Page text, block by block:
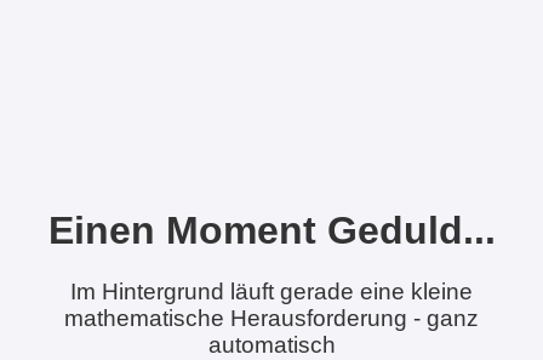
Einen Moment Geduld...
Im Hintergrund läuft gerade eine kleine
mathematische Herausforderung - ganz
automatisch